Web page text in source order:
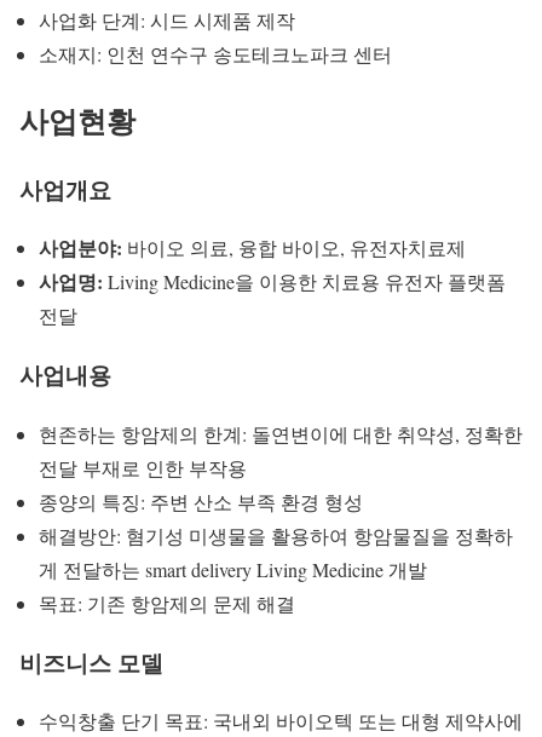
사업화 단계: 시드 시제품 제작
소재지: 인천 연수구 송도테크노파크 센터
사업현황
사업개요
사업분야: 바이오 의료, 융합 바이오, 유전자치료제
사업명: Living Medicine을 이용한 치료용 유전자 플랫폼
전달
사업내용
현존하는 항암제의 한계: 돌연변이에 대한 취약성, 정확한
전달 부재로 인한 부작용
종양의 특징: 주변 산소 부족 환경 형성
해결방안: 혐기성 미생물을 활용하여 항암물질을 정확하
게 전달하는 smart delivery Living Medicine 개발
목표: 기존 항암제의 문제 해결
비즈니스 모델
수익창출 단기 목표: 국내외 바이오텍 또는 대형 제약사에